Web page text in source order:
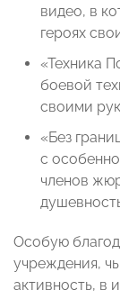
видео, в
героях
«Техника
боевой
своими
«Без
с
членов
Особую
учреждения,
активность, в